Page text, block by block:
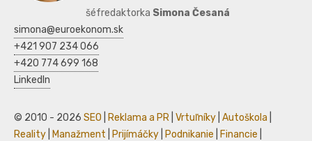
šéfredaktorka Simona Česaná
simona@euroekonom.sk
+421 907 234 066
+420 774 699 168
LinkedIn
© 2010 - 2026 SEO Reklama a PR Vrtuľníky Autoškola
Reality
Manažment Prijímáčky Podnikanie Financie